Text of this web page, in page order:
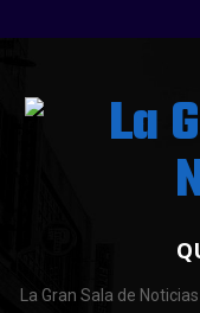
La Gran Sala de